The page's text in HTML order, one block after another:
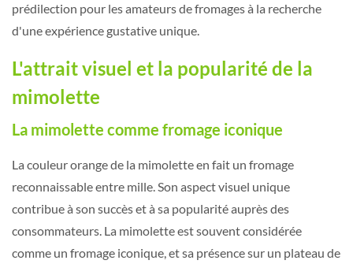
prédilection pour les amateurs de fromages à la recherche
d'une expérience gustative unique.
L'attrait visuel et la popularité de la
mimolette
La mimolette comme fromage iconique
La couleur orange de la mimolette en fait un fromage
reconnaissable entre mille. Son aspect visuel unique
contribue à son succès et à sa popularité auprès des
consommateurs. La mimolette est souvent considérée
comme un fromage iconique, et sa présence sur un plateau de